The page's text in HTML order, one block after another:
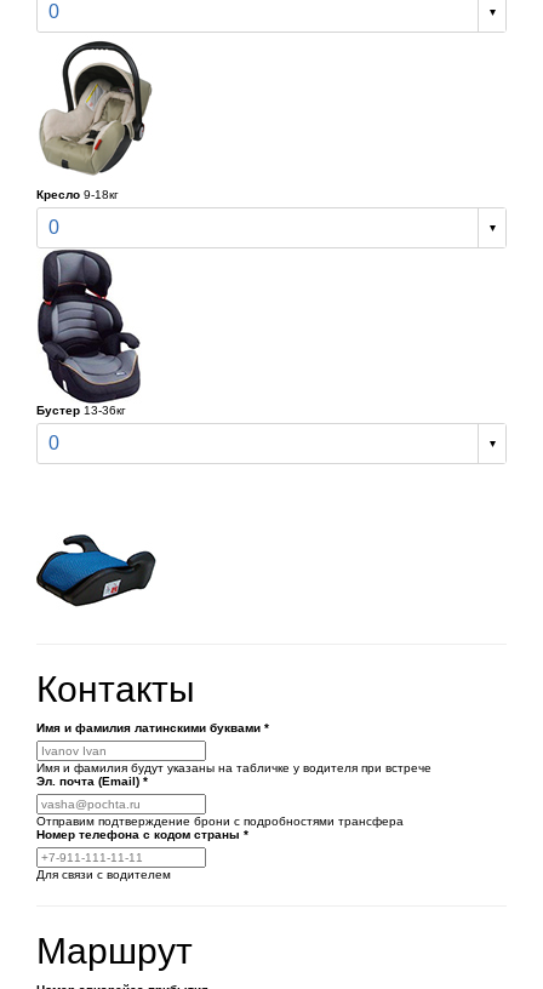
0
Кресло 9-18кг
0
Бустер 13-36кг
0
Контакты
Имя и фамилия латинскими буквами *
Имя и фамилия будут указаны на табличке у водителя при встрече
Эл. почта (Email) *
Отправим подтверждение брони с подробностями трансфера
Номер телефона с кодом страны *
Для связи с водителем
Маршрут